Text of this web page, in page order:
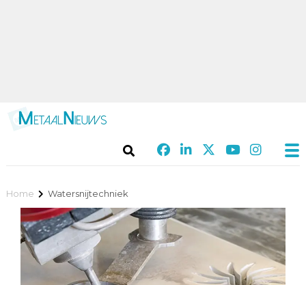
Home Watersnijtechniek